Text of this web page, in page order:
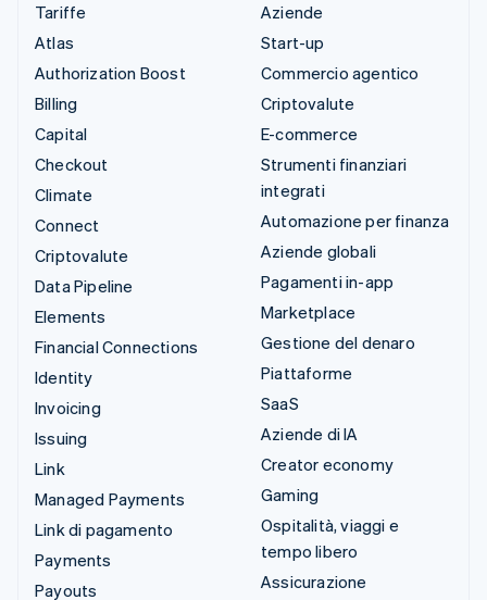
Tariffe
Atlas
Authorization Boost
Billing
Capital
Checkout
Climate
Connect
Criptovalute
Data Pipeline
Elements
Financial Connections
Identity
Invoicing
Issuing
Link
Managed Payments
Link di pagamento
Payments
Payouts
Aziende
Start-up
Commercio agentico
Criptovalute
E-commerce
Strumenti finanziari
integrati
Automazione per finanza
Aziende globali
Pagamenti in-app
Marketplace
Gestione del denaro
Piattaforme
SaaS
Aziende di IA
Creator economy
Gaming
Ospitalità, viaggi e
tempo libero
Assicurazione